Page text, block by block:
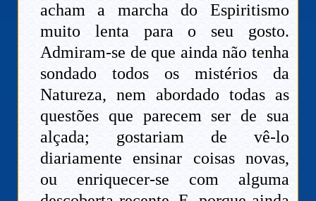
acham a marcha do Espiritismo
muito lenta para o seu gosto.
Admiram-se de que ainda não tenha
sondado todos os mistérios da
Natureza, nem abordado todas as
questões que parecem ser de sua
alçada; gostariam de vê-lo
diariamente ensinar coisas novas,
ou enriquecer-se com alguma